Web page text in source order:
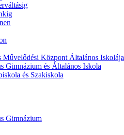
Művelődési Központ Általános Iskolája
Gimnázium és Általános Iskola
és Szakiskola
Gimnázium